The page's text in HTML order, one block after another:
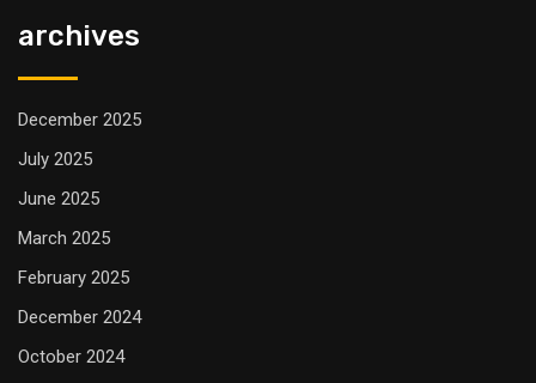
archives
December 2025
July 2025
June 2025
March 2025
February 2025
December 2024
October 2024